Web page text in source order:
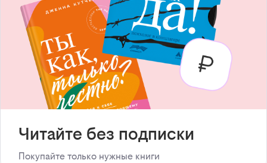
Читайте без подписки
Покупайте только нужные книги